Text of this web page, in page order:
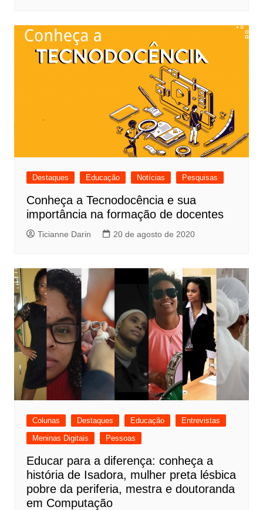
Destaques Educação Notícias Pesquisas
Conheça a Tecnodocência e sua
importância na formação de docentes
Ticianne Darin 20 de agosto de 2020
Colunas Destaques Educação
Entrevistas
Meninas Digitais
Pessoas
Educar para a diferença: conheça a
história de Isadora, mulher preta lésbica
pobre da periferia, mestra e doutoranda
em Computação